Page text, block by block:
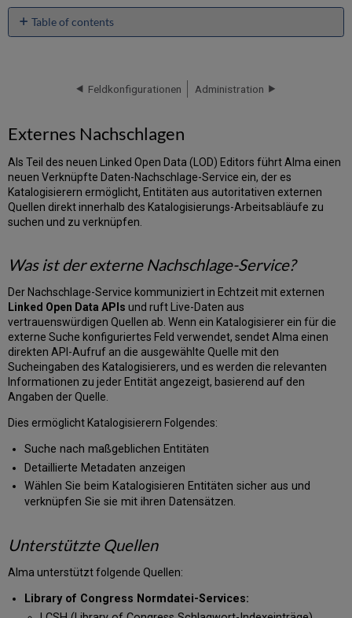
Table of contents
Nachschlage-
Unterstützte
Quellen
So
wird
Service
Editor
angezeigt
Wikidata-
spezifische
Funktionen
Library
of
Congress:
Quellen
innerhalb
des
Nachschlage-
Service
Suche
den
verschiedenen
Quellen
Feldkonfigurationen Administration
Externes Nachschlagen
Als Teil des neuen Linked Open Data (LOD) Editors führt Alma einen
neuen Verknüpfte Daten-Nachschlage-Service ein, der es
Katalogisierern ermöglicht, Entitäten aus autoritativen externen
Quellen direkt innerhalb des Katalogisierungs-Arbeitsabläufe zu
suchen und zu verknüpfen.
Was ist der externe Nachschlage-Service?
Der Nachschlage-Service kommuniziert in Echtzeit mit externen
Linked Open Data APIs und ruft Live-Daten aus
vertrauenswürdigen Quellen ab. Wenn ein Katalogisierer ein für die
externe Suche konfiguriertes Feld verwendet, sendet Alma einen
direkten API-Aufruf an die ausgewählte Quelle mit den
Sucheingaben des Katalogisierers, und es werden die relevanten
Informationen zu jeder Entität angezeigt, basierend auf den
Angaben der Quelle.
Dies ermöglicht Katalogisierern Folgendes:
Suche nach maßgeblichen Entitäten
Detaillierte Metadaten anzeigen
Wählen Sie beim Katalogisieren Entitäten sicher aus und
verknüpfen Sie sie mit ihren Datensätzen.
Unterstützte Quellen
Alma unterstützt folgende Quellen:
Library of Congress Normdatei-Services: